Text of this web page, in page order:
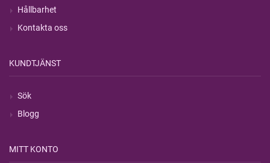
Hållbarhet
Kontakta oss
KUNDTJÄNST
Sök
Blogg
MITT KONTO